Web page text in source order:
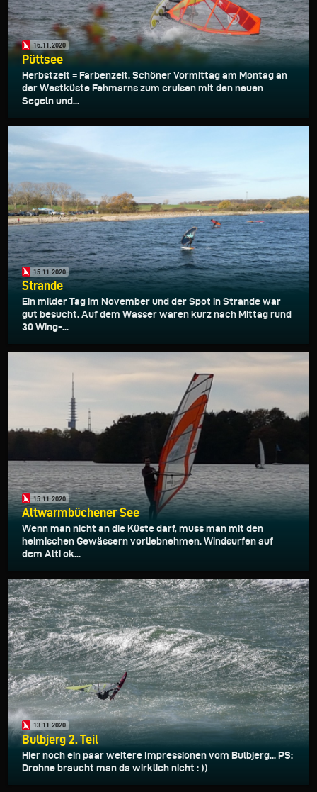
16.11.2020
Püttsee
Herbstzeit = Farbenzeit. Schöner Vormittag am Montag an
der Westküste Fehmarns zum cruisen mit den neuen
Segeln und...
15.11.2020
Strande
Ein milder Tag im November und der Spot in Strande war
gut besucht. Auf dem Wasser waren kurz nach Mittag rund
30 Wing-...
15.11.2020
Altwarmbüchener See
Wenn man nicht an die Küste darf, muss man mit den
heimischen Gewässern vorliebnehmen. Windsurfen auf
dem Alti ok...
13.11.2020
Bulbjerg 2. Teil
Hier noch ein paar weitere Impressionen vom Bulbjerg... PS:
Drohne braucht man da wirklich nicht : ))